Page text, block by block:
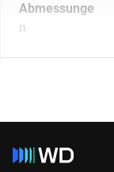
Abmessunge
n